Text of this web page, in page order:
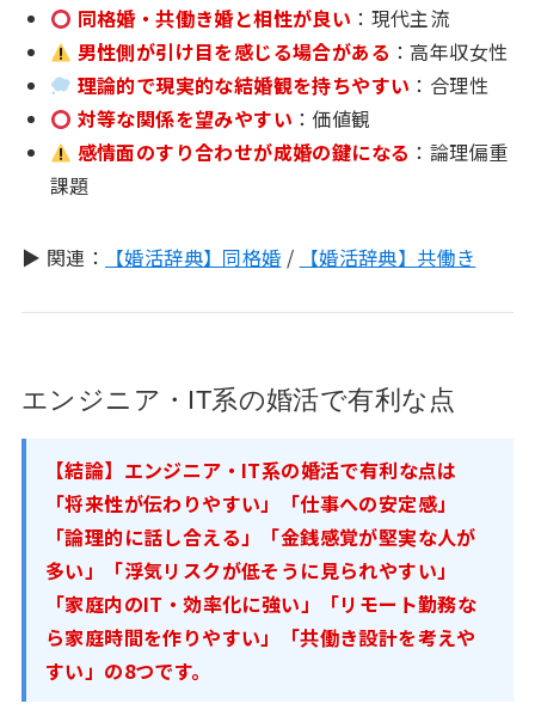
同格婚・共働き婚と相性が良い ：現代主流
男性側が引け目を感じる場合がある ：高年収女性
理論的で現実的な結婚観を持ちやすい ：合理性
対等な関係を望みやすい ：価値観
感情面のすり合わせが成婚の鍵になる ：論理偏重
課題
▶ 関連： 【婚活辞典】同格婚 / 【婚活辞典】共働き
エンジニア・IT系の婚活で有利な点
【結論】エンジニア・IT系の婚活で有利な点は
「将来性が伝わりやすい」「仕事への安定感」
「論理的に話し合える」「金銭感覚が堅実な人が
多い」「浮気リスクが低そうに見られやすい」
「家庭内のIT・効率化に強い」「リモート勤務な
ら家庭時間を作りやすい」「共働き設計を考えや
すい」の8つです。